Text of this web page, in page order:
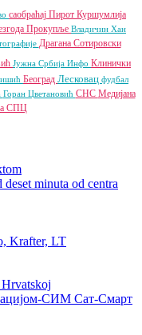
саобраћај Пирот Куршумлија
Прокупље Владичин Хан
Драгана Сотировски
Јужна Србија Инфо Клинички
Београд Лесковац фудбал
Горан Цветановић СНС Медијана
СПЦ
minuta od centra
Krafter, LT
СИМ Сат-Смарт